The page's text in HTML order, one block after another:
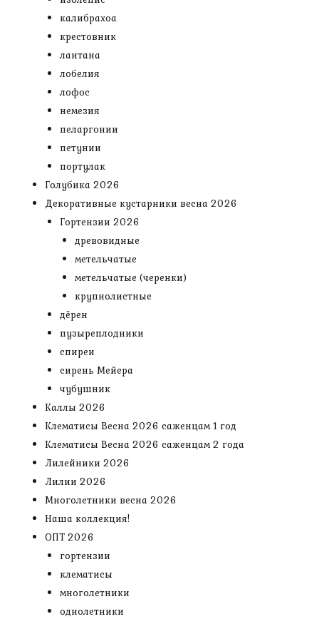
калибрахоа
крестовник
лантана
лобелия
лофос
немезия
пеларгонии
петунии
портулак
Голубика 2026
Декоративные кустарники весна 2026
Гортензии 2026
древовидные
метельчатые
метельчатые (черенки)
крупнолистные
дёрен
пузыреплодники
спиреи
сирень Мейера
чубушник
Каллы 2026
Клематисы Весна 2026 саженцам 1 год
Клематисы Весна 2026 саженцам 2 года
Лилейники 2026
Лилии 2026
Многолетники весна 2026
Наша коллекция!
ОПТ 2026
гортензии
клематисы
многолетники
однолетники